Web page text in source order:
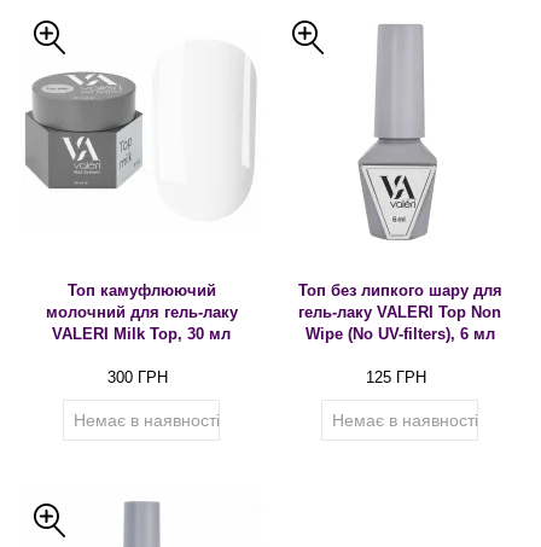
Топ камуфлюючий
молочний для гель-лаку
VALERI Milk Toр, 30 мл
300 ГРН
Немає в наявності
Топ без липкого шару для
гель-лаку VALERI Top Non
Wipe (No UV-filters), 6 мл
125 ГРН
Немає в наявності